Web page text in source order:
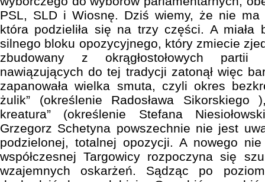
PSL, SLD i Wiosnę. Dziś wiemy, że nie ma
która podzieliła się na trzy części. A miała
silnego bloku opozycyjnego, który zmiecie
zbudowany z okrągłostołowych
nawiązujących do tej tradycji zatonął więc
zapanowała wielka smuta, czyli okres
żulik” (określenie Radosława Sikorskiego
kreatura” (określenie Stefana
Grzegorz Schetyna powszechnie nie jest
podzielonej, totalnej opozycji. A nowego
współczesnej Targowicy rozpoczyna się
wzajemnych oskarżeń. Sądząc po